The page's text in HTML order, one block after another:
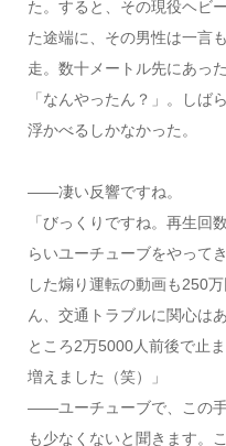
た。すると、その現役ヘビ
た途端に、その男性は一言
走。数十メートル先にあっ
「なんやったん？」。しば
浮かべるしかなかった。
――凄い反響ですね。
「びっくりですね。再生回
らいユーチューブをやって
した煽り運転の動画も250
ん、交通トラブルに関心は
ところ2万5000人前後で止
増えました（笑）」
――ユーチューブで、この
も少なくないと聞きます。